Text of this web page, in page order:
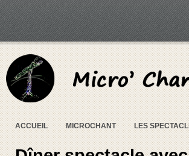
ACCUEIL MICROCHANT LES